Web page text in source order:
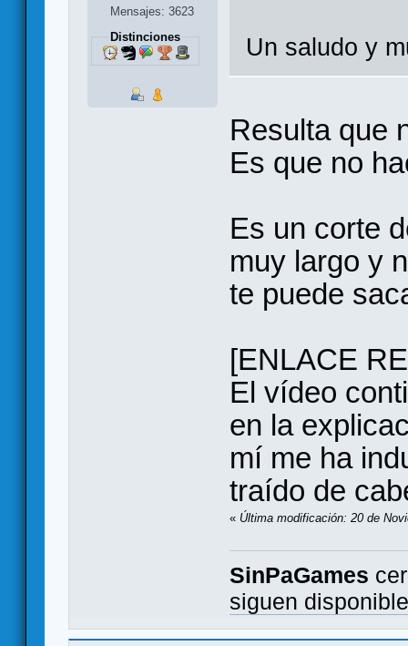
Mensajes: 3623
Distinciones
Un saludo y
Resulta que
Es que no
Es un corte
muy largo y
te puede
[ENLACE
El vídeo
en la
mí me ha
traído de
« Última modificación: 20 de
SinPaGames
siguen